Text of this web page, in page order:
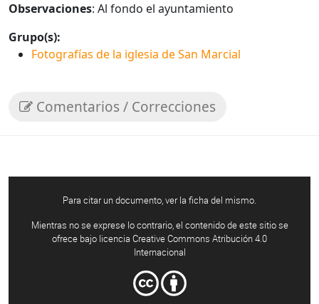
Observaciones: Al fondo el ayuntamiento
Grupo(s):
Fotografías de la iglesia de San Marcial
Comentarios / Correcciones
Para citar un documento, ver la ficha del mismo.
Mientras no se exprese lo contrario, el contenido de este sitio se
ofrece bajo licencia Creative Commons Atribución 4.0
Internacional